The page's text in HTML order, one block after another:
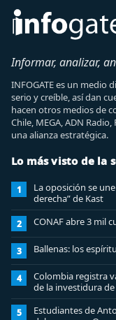
Informar, analizar,
INFOGATE es un
serio y creíble, así dan
hacen otros medios de
Chile, MEGA, ADN
una alianza estratégica.
Lo más visto de la
1
La oposición se
derecha” de Kast
2 CONAF abre 3 mil
3 Ballenas: los
4
Colombia registra
de la investidura
5
Estudiantes de